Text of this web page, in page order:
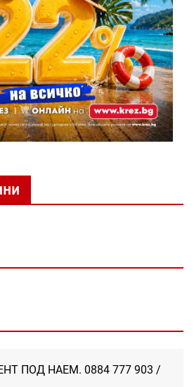
ПОД НАЕМ. 0884 777 903 /